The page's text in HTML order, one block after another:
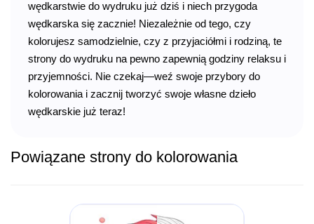
wędkarstwie do wydruku już dziś i niech przygoda
wędkarska się zacznie! Niezależnie od tego, czy
kolorujesz samodzielnie, czy z przyjaciółmi i rodziną, te
strony do wydruku na pewno zapewnią godziny relaksu i
przyjemności. Nie czekaj—weź swoje przybory do
kolorowania i zacznij tworzyć swoje własne dzieło
wędkarskie już teraz!
Powiązane strony do kolorowania